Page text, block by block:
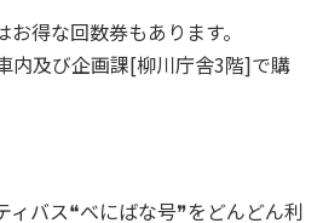
得な回数券もあります。
内及び企画課[柳川庁舎3階]で購
ィバス❝べにばな号❞をどんどん利